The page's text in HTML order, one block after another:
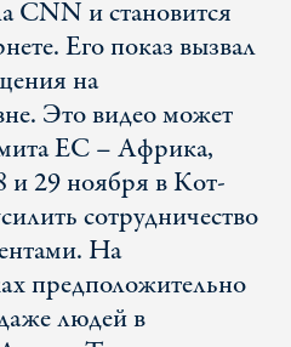
CNN и становится
Его показ вызвал
на
Это видео может
ЕС – Африка,
и 29 ноября в Кот-
сотрудничество
На
предположительно
людей в